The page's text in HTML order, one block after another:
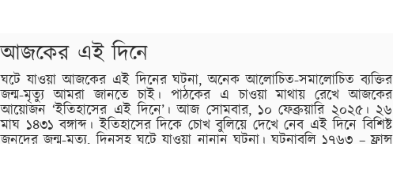
আজকের এই দিনে
ঘটে যাওয়া আজকের এই দিনের ঘটনা, অনেক আলোচিত-সমালোচিত ব্যক্তির
জন্ম-মৃত্যু আমরা জানতে চাই। পাঠকের এ চাওয়া মাথায় রেখে আজকের
আয়োজন ‘ইতিহাসের এই দিনে’। আজ সোমবার, ১০ ফেব্রুয়ারি ২০২৫। ২৬
মাঘ ১৪৩১ বঙ্গাব্দ। ইতিহাসের দিকে চোখ বুলিয়ে দেখে নেব এই দিনে বিশিষ্ট
জনদের জন্ম-মৃত্যু, দিনসহ ঘটে যাওয়া নানান ঘটনা। ঘটনাবলি ১৭৬৩ – ফ্রান্স